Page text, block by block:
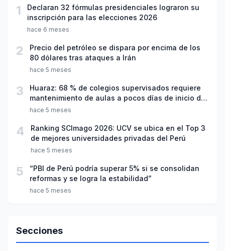
1
Declaran 32 fórmulas presidenciales lograron su
inscripción para las elecciones 2026
hace 6 meses
2
Precio del petróleo se dispara por encima de los
80 dólares tras ataques a Irán
hace 5 meses
3
Huaraz: 68 % de colegios supervisados requiere
mantenimiento de aulas a pocos días de inicio del
año escolar 2026
hace 5 meses
4
Ranking SCImago 2026: UCV se ubica en el Top 3
de mejores universidades privadas del Perú
hace 5 meses
5
“PBI de Perú podría superar 5% si se consolidan
reformas y se logra la estabilidad”
hace 5 meses
Secciones